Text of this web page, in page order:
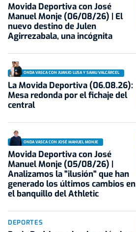
Movida Deportiva con José
Manuel Monje (06/08/26) | El
nuevo destino de Julen
Agirrezabala, una incógnita
ONDA VASCA CON JUANJO LUSA Y SAMU VALCÁRCEL
La Movida Deportiva (06.08.26):
Mesa redonda por el fichaje del
central
ONDA VASCA CON JOSÉ MANUEL MONJE
Movida Deportiva con José
Manuel Monje (05/08/26) |
Analizamos la "ilusión" que han
generado los últimos cambios en
el banquillo del Athletic
DEPORTES